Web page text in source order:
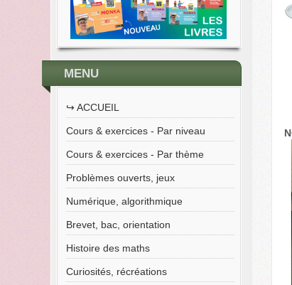
MENU
↪︎ ACCUEIL
Cours & exercices - Par niveau
Cours & exercices - Par thème
Problèmes ouverts, jeux
Numérique, algorithmique
Brevet, bac, orientation
Histoire des maths
Curiosités, récréations